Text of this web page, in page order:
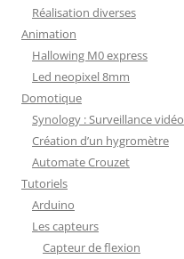
Réalisation diverses
Animation
Hallowing M0 express
Led neopixel 8mm
Domotique
Synology : Surveillance vidéo
Création d’un hygromètre
Automate Crouzet
Tutoriels
Arduino
Les capteurs
Capteur de flexion